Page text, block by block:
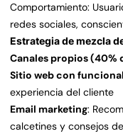
Comportamiento:
redes sociales,
Estrategia de mezcla
Canales propios (40%
Sitio web con
experiencia del cliente
Email marketing:
calcetines y consejos